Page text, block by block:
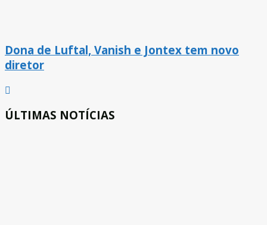
Dona de Luftal, Vanish e Jontex tem novo
diretor
ÚLTIMAS NOTÍCIAS